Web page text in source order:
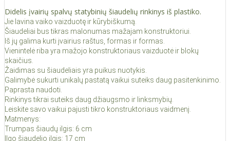
Didelis įvairių spalvų statybinių šiaudelių rinkinys iš plastiko.
Jie lavina vaiko vaizduotę ir kūrybiškumą.
Šiaudeliai bus tikras malonumas mažajam konstruktoriui.
Iš jų galima kurti įvairius raštus, formas ir formas.
Vienintelė riba yra mažojo konstruktoriaus vaizduotė ir blokų
skaičius.
Žaidimas su šiaudeliais yra puikus nuotykis.
Galimybė sukurti unikalų pastatą vaikui suteiks daug pasitenkinimo.
Paprasta naudoti.
Rinkinys tikrai suteiks daug džiaugsmo ir linksmybių.
Leiskite savo vaikui pajusti tikro konstruktoriaus vaidmenį.
Matmenys:
Trumpas šiaudų ilgis: 6 cm
Ilgo šiaudelio ilgis: 17 cm